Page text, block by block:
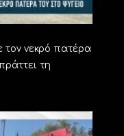
τον νεκρό πατέρα
τη